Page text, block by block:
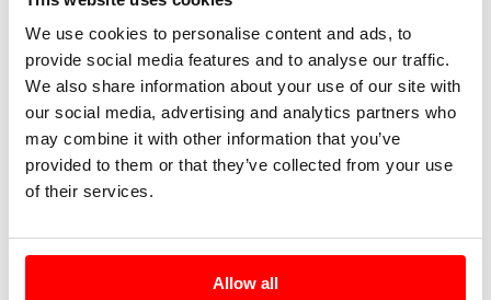
We use cookies to personalise content and ads, to
provide social media features and to analyse our traffic.
We also share information about your use of our site with
our social media, advertising and analytics partners who
may combine it with other information that you’ve
provided to them or that they’ve collected from your use
of their services.
Allow all
38
40
42
46